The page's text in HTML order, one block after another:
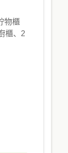
物櫃
櫃、2